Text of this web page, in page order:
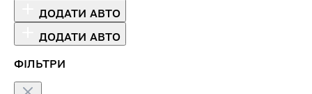
ДОДАТИ АВТО
ДОДАТИ АВТО
ФІЛЬТРИ